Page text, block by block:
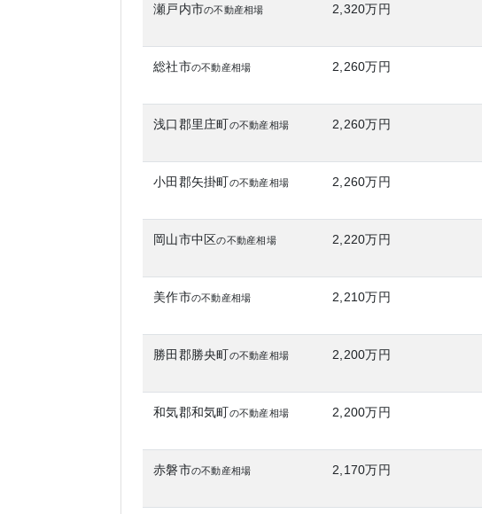
瀬戸内市の不動産相場 2,320万円
総社市の不動産相場 2,260万円
浅口郡里庄町の不動産相場 2,260万円
小田郡矢掛町の不動産相場 2,260万円
岡山市中区の不動産相場 2,220万円
美作市の不動産相場 2,210万円
勝田郡勝央町の不動産相場 2,200万円
和気郡和気町の不動産相場 2,200万円
赤磐市の不動産相場 2,170万円